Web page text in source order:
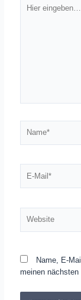
eingeben…
Mail*
Name, E-
meinen